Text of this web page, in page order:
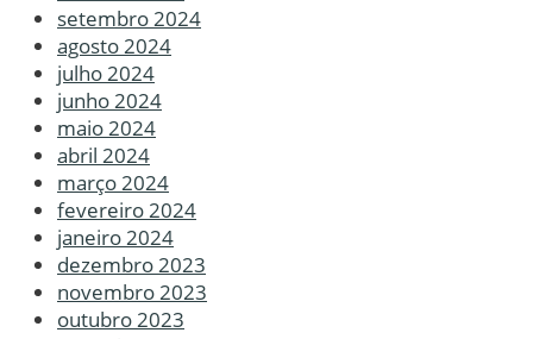
setembro 2024
agosto 2024
julho 2024
junho 2024
maio 2024
abril 2024
março 2024
fevereiro 2024
janeiro 2024
dezembro 2023
novembro 2023
outubro 2023